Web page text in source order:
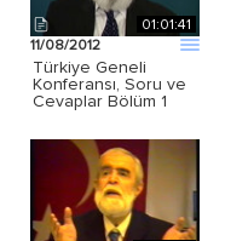
01:01:41
11/08/2012
Türkiye Geneli
Konferansı, Soru ve
Cevaplar Bölüm 1